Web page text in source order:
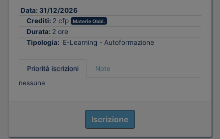
Data: 31/12/2026
Crediti: 2 cfp Materie Obbl.
Durata: 2 ore
Tipologia: E-Learning - Autoformazione
Priorità iscrizioni
Note
nessuna
Iscrizione